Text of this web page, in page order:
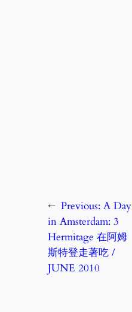
← Previous: A Day
in Amsterdam: 3
Hermitage 在阿姆
斯特登走著吃 /
JUNE 2010